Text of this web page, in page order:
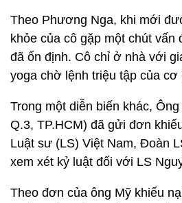
Theo Phương Nga, khi mới
khỏe của cô gặp một chút
đã ổn định. Cô chỉ ở nhà với
yoga chờ lệnh triệu tập của cơ
Trong một diễn biến khác,
Q.3, TP.HCM) đã gửi đơn
Luật sư (LS) Việt Nam, Đoàn
xem xét kỷ luật đối với LS
Theo đơn của ông Mỹ khiếu